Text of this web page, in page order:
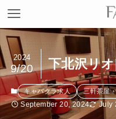
下北沢リ
2024
9/20
キャバクラ求人 三軒茶屋
September 20, 2024 July